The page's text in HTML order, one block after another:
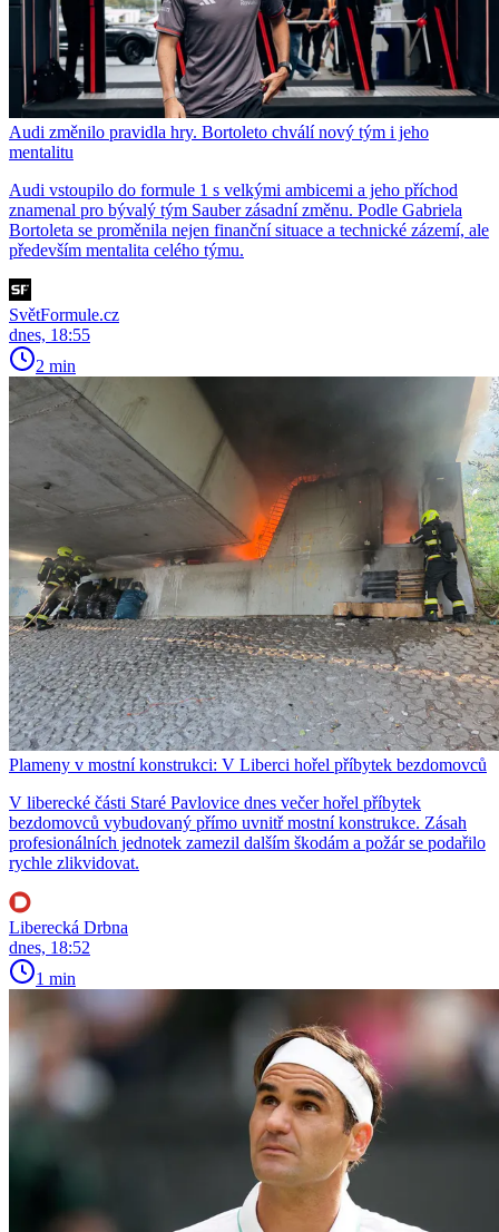
Audi změnilo pravidla hry. Bortoleto chválí nový tým i jeho
mentalitu
Audi vstoupilo do formule 1 s velkými ambicemi a jeho příchod
znamenal pro bývalý tým Sauber zásadní změnu. Podle Gabriela
Bortoleta se proměnila nejen finanční situace a technické zázemí, ale
především mentalita celého týmu.
SvětFormule.cz
dnes, 18:55
2 min
Plameny v mostní konstrukci: V Liberci hořel příbytek bezdomovců
V liberecké části Staré Pavlovice dnes večer hořel příbytek
bezdomovců vybudovaný přímo uvnitř mostní konstrukce. Zásah
profesionálních jednotek zamezil dalším škodám a požár se podařilo
rychle zlikvidovat.
Liberecká Drbna
dnes, 18:52
1 min